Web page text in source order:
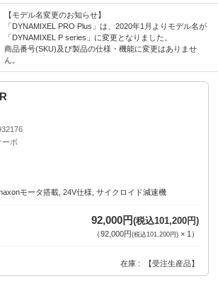
【モデル名変更のお知らせ】
「DYNAMIXEL PRO Plus」は、2020年1月よりモデル名が
「DYNAMIXEL P series」に変更となりました。
商品番号(SKU)及び製品の仕様・機能に変更はありませ
ん。
ーボ
モータ搭載, 24V仕様, サイクロイド減速機
92,000円(税込101,200円)
（92,000円(税込101,200円)× 1 ）
在庫 【受注生産品】